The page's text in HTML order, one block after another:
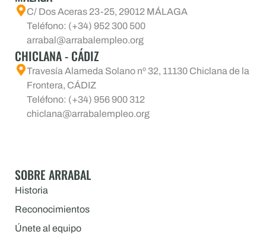
C/ Dos Aceras 23-25, 29012 MÁLAGA
Teléfono: (+34) 952 300 500
arrabal@arrabalempleo.org
CHICLANA - CÁDIZ
Travesía Alameda Solano nº 32, 11130 Chiclana de la
Frontera, CÁDIZ
Teléfono: (+34) 956 900 312
chiclana@arrabalempleo.org
SOBRE ARRABAL
Historia
Reconocimientos
Únete al equipo